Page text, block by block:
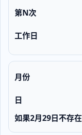
第N次
工作日
月份
日
如果2月29日不存在